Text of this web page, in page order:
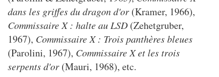
dans les griffes du dragon d'or (Kramer, 1966),
Commissaire X : halte au LSD (Zehetgruber,
1967), Commissaire X : Trois panthères bleues
(Parolini, 1967), Commissaire X et les trois
serpents d'or (Mauri, 1968), etc.